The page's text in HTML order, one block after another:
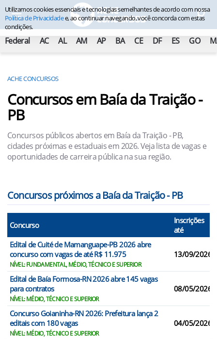
Federal AC AL AM AP BA CE DF ES GO
ACHE CONCURSOS
Concursos em Baía da Traição -
PB
Concursos públicos abertos em Baía da Traição - PB,
cidades próximas e estaduais em 2026. Veja lista de vagas e
oportunidades de carreira pública na sua região.
Concursos próximos a Baía da Traição - PB
Concurso
Inscrições
até
Edital de Cuité de Mamanguape-PB 2026 abre
concurso com vagas de até R$ 11.975
NÍVEL: FUNDAMENTAL, MÉDIO, TÉCNICO E SUPERIOR
13/09/2026
Edital de Baía Formosa-RN 2026 abre 145 vagas
para contratos
NÍVEL: MÉDIO, TÉCNICO E SUPERIOR
08/05/2026
Concurso Goianinha-RN 2026: Prefeitura lança 2
editais com 180 vagas
NÍVEL: MÉDIO, TÉCNICO E SUPERIOR
04/05/2026
Utilizamos cookies essenciais e tecnologias semelhantes de acordo com nossa
Política de Privacidadee, ao continuar navegando, você concorda com estas
condições.